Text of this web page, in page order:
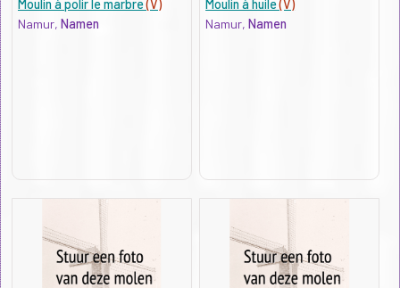
Moulin à polir le marbre(V)
Namur, Namen
Moulin à huile(V)
Namur,Namen